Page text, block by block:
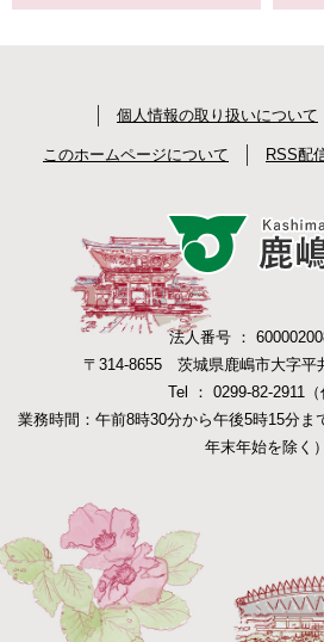
個人情報の取り扱いについて
このホームページについて RSS配
法人番号 ：
〒314-8655 茨城県鹿嶋市大字平
Tel ： 0299-82-2911（
業務時間：午前8時30分から午後5時15分ま
年末年始を除く）